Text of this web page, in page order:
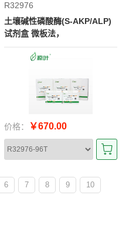
R32976
土壤碱性磷酸酶(S-AKP/ALP)
试剂盒 微板法，
价格： ￥670.00
6 7 8 9 10